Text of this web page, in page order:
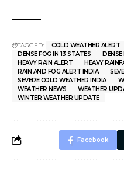
TAGGED: COLD WEATHER ALERT
DENSE FOG IN 13 STATES
HEAVY RAIN ALERT
HEAVY
RAIN AND FOG ALERT INDIA
SEVERE COLD WEATHER INDIA
WEATHER NEWS
WEATHER
WINTER WEATHER UPDATE
Facebook